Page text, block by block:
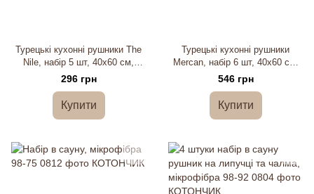
Турецькі кухонні рушники The
Nile, набір 5 шт, 40х60 см,
муслін
296 грн
Купити
Турецькі кухонні рушники
Mercan, набір 6 шт, 40х60 см,
бамбук
546 грн
Купити